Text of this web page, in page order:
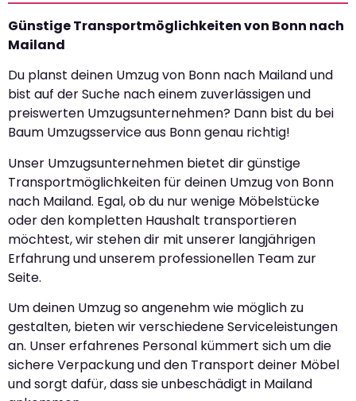
Günstige Transportmöglichkeiten von Bonn nach
Mailand
Du planst deinen Umzug von Bonn nach Mailand und
bist auf der Suche nach einem zuverlässigen und
preiswerten Umzugsunternehmen? Dann bist du bei
Baum Umzugsservice aus Bonn genau richtig!
Unser Umzugsunternehmen bietet dir günstige
Transportmöglichkeiten für deinen Umzug von Bonn
nach Mailand. Egal, ob du nur wenige Möbelstücke
oder den kompletten Haushalt transportieren
möchtest, wir stehen dir mit unserer langjährigen
Erfahrung und unserem professionellen Team zur
Seite.
Um deinen Umzug so angenehm wie möglich zu
gestalten, bieten wir verschiedene Serviceleistungen
an. Unser erfahrenes Personal kümmert sich um die
sichere Verpackung und den Transport deiner Möbel
und sorgt dafür, dass sie unbeschädigt in Mailand